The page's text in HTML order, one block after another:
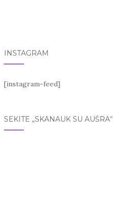
INSTAGRAM
[instagram-feed]
SEKITE „SKANAUK SU AUŠRA“